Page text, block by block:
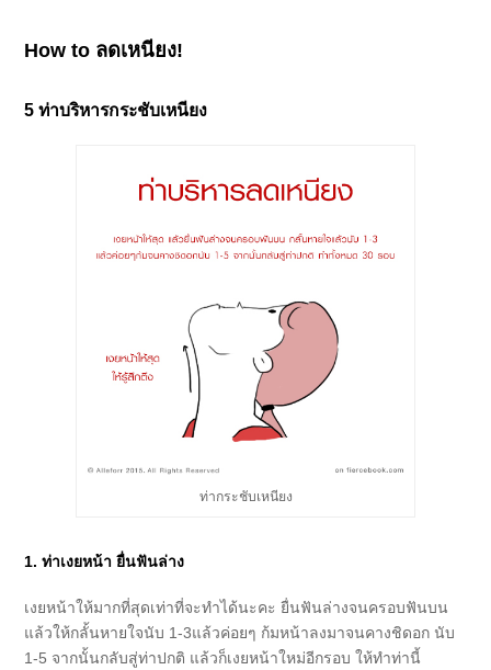
How to ลดเหนียง!
5 ท่าบริหารกระชับเหนียง
ท่ากระชับเหนียง
1. ท่าเงยหน้า ยื่นฟันล่าง
เงยหน้าให้มากที่สุดเท่าที่จะทำได้นะคะ ยื่นฟันล่างจนครอบฟันบน
แล้วให้กลั้นหายใจนับ 1-3แล้วค่อยๆ ก้มหน้าลงมาจนคางชิดอก นับ
1-5 จากนั้นกลับสู่ท่าปกติ แล้วก็เงยหน้าใหม่อีกรอบ ให้ทำท่านี้